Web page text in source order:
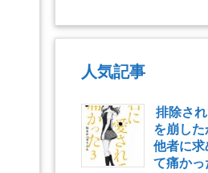
人気記事
排除さ
を崩し
他者に
て痛か